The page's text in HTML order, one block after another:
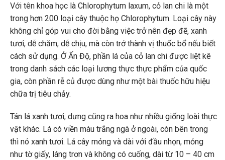
Với tên khoa học là Chlorophytum laxum, cỏ lan chi là một
trong hơn 200 loại cây thuộc họ Chlorophytum. Loại cây này
không chỉ góp vui cho đời bằng việc trở nên đẹp đẽ, xanh
tươi, dễ chăm, dễ chịu, mà còn trở thành vị thuốc bổ nếu biết
cách sử dụng. Ở Ấn Độ, phần lá của cỏ lan chi được liệt kê
trong danh sách các loại lương thực thực phẩm của quốc
gia, còn phần rễ củ được dùng như một bài thuốc hữu hiệu
chữa trị tiêu chảy.
Tán lá xanh tươi, dưng cũng ra hoa như nhiều giống loài thực
vật khác. Lá có viền màu trắng ngà ở ngoài, còn bên trong
thì nó xanh tươi. Lá cây mỏng và dài với đầu nhọn, mỏng
như tờ giấy, láng trơn và không có cuống, dài từ 10 – 40 cm